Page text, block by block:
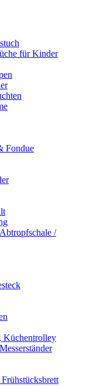
für Kinder
Fondue
/
Küchentrolley